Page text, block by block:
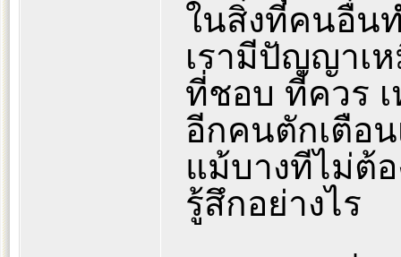
ในสิ่งที่คนอื่น
เรามีปัญญาเ
ที่ชอบ ที่ควร
อีกคนตักเตือ
แม้บางทีไม่ต้อ
รู้สึกอย่างไร